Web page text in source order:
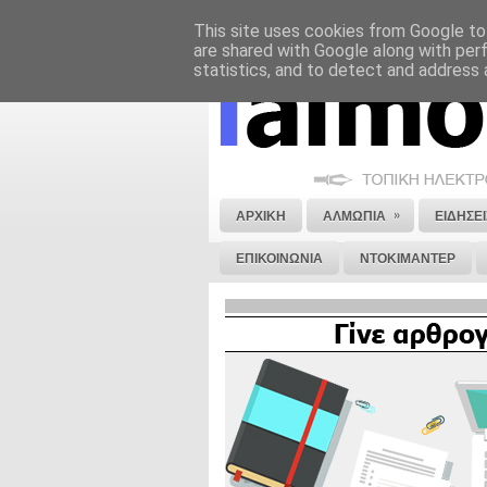
ΝΟΜΙΚΗ ΣΗΜΕΙΩΣΗ ΔΙΑΦΗΜΙΣΗ
ΑΡΧΙΚΗ ΑΛΜΩΠΙΑ »
ΕΠΙΚΟΙΝΩΝΙΑ ΝΤΟΚΙΜΑΝΤΕΡ
This site uses cookies from Google
are shared with Google along with
statistics, and to detect and address